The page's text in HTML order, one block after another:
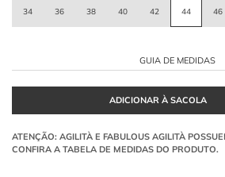
34 36 38 40 42 44 46
GUIA DE MEDIDAS